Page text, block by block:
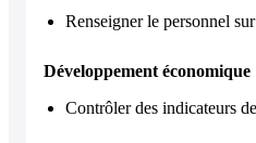
Renseigner le personnel
Développement économique
Contrôler des indicateurs